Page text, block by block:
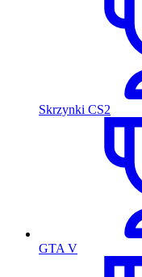
Skrzynki CS2
GTA V